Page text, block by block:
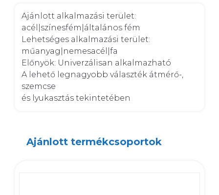
Ajánlott alkalmazási terület:
acél|színesfém|általános fém
Lehetséges alkalmazási terület:
műanyag|nemesacél|fa
Előnyök: Univerzálisan alkalmazható
A lehető legnagyobb választék átmérő-,
szemcse
és lyukasztás tekintetében
Ajánlott termékcsoportok